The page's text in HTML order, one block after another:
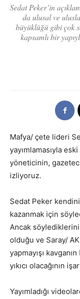
Sedat Peker’in
da ulusal ve
büyüklüğü gibi çok
kapsamlı bir
Mafya/ çete lideri
yayımlamasıyla
yöneticinin,
izliyoruz.
Sedat Peker
kazanmak için
Ancak
olduğu ve Saray/
yapmayışı
yıkıcı olacağının
Yayımladığı